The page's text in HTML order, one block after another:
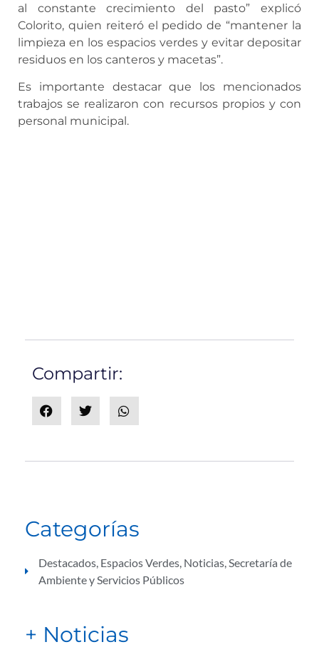
al constante crecimiento del pasto” explicó
Colorito, quien reiteró el pedido de “mantener la
limpieza en los espacios verdes y evitar depositar
residuos en los canteros y macetas”.
Es importante destacar que los mencionados
trabajos se realizaron con recursos propios y con
personal municipal.
Compartir:
Categorías
Destacados Espacios Verdes Noticias Secretaría de
Ambiente y Servicios Públicos
+ Noticias